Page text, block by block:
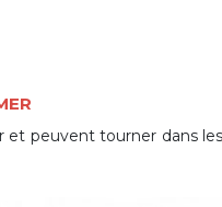
peuvent tourner dans